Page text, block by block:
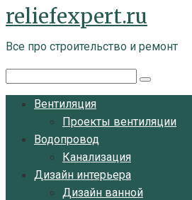
Перейти
к
контенту
reliefexpert.ru
Все про строительство и ремонт
Вентиляция
Проекты вентиляции
Водопровод
Канализация
Дизайн интерьера
Дизайн ванной